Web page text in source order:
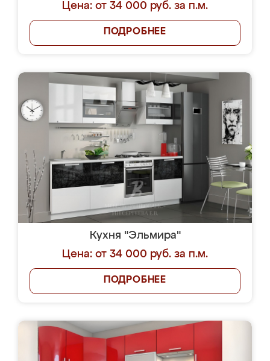
Цена: от 34 000 руб. за п.м.
ПОДРОБНЕЕ
Кухня "Эльмира"
Цена: от 34 000 руб. за п.м.
ПОДРОБНЕЕ